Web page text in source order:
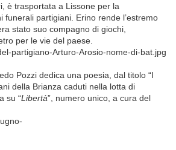
è trasportata a Lissone per la
funerali partigiani. Erino rende l’estremo
stato suo compagno di giochi,
per le vie del paese.
Pozzi dedica una poesia, dal titolo “I
della Brianza caduti nella lotta di
su “Libertà”, numero unico, a cura del